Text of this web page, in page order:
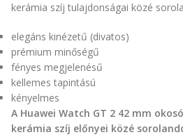
kerámia szíj tulajdonságai közé
elegáns kinézetű (divatos)
prémium minőségű
fényes megjelenésű
kellemes tapintású
kényelmes
A Huawei Watch GT 2 42 mm
kerámia szíj előnyei közé